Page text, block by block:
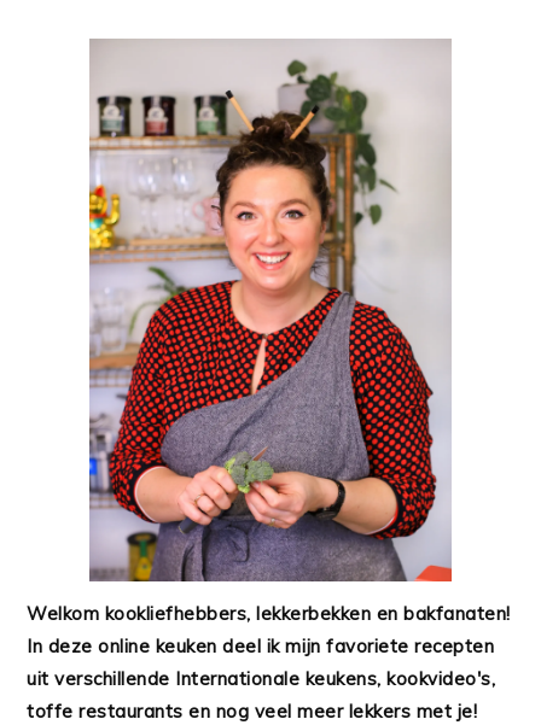
Welkom kookliefhebbers, lekkerbekken en bakfanaten!
In deze online keuken deel ik mijn favoriete recepten
uit verschillende Internationale keukens, kookvideo's,
toffe restaurants en nog veel meer lekkers met je!